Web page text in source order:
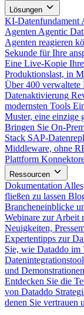
Lösungen
KI-Datenfundament
Agenten Agentic
Agenten reagieren
Sekunde für Ihre
Eine Live-Kopie
Produktionslast, in
Über 400 verwaltete
Datenaktivierung
modernsten Tools
Muster, eine einzige
Bringen Sie On-
Stack SAP-
Middleware, ohne
Plattform
Ressourcen
Dokumentation
fließen zu lassen
Brancheneinblicke
Webinare zur Arbeit
Neuigkeiten,
Expertentipps zur
Sie, wie Dataddo im
und
Entdecken Sie die
von Dataddo
denen Sie vertrauen